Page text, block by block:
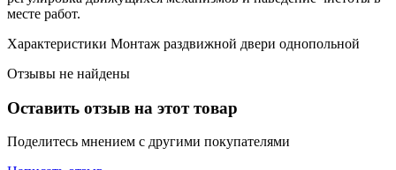
месте работ.
Характеристики Монтаж раздвижной двери однопольной
Отзывы не найдены
Оставить отзыв на этот товар
Поделитесь мнением с другими покупателями